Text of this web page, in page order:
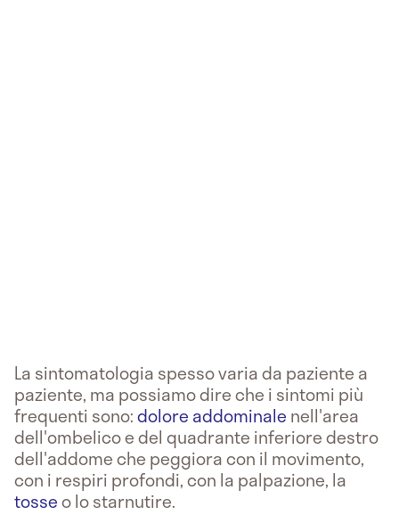
La sintomatologia spesso varia da paziente a
paziente, ma possiamo dire che i sintomi più
frequenti sono:dolore addominale nell'area
dell'ombelico e del quadrante inferiore destro
dell'addome che peggiora con il movimento,
con i respiri profondi, con la palpazione, la
tosseo lo starnutire.